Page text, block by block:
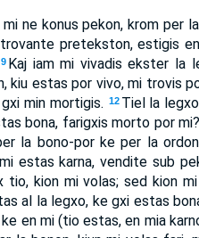
ne konus pekon, krom per
pretekston, estigis
9 Kaj iam mi vivadis ekster la
kiu estas por vivo, mi trovis
min mortigis. 12 Tiel la
bona, farigxis morto por
la bono-por ke per la
estas karna, vendite sub
kion mi volas; sed kion
al la legxo, ke gxi estas
ke en mi (tio estas, en mia